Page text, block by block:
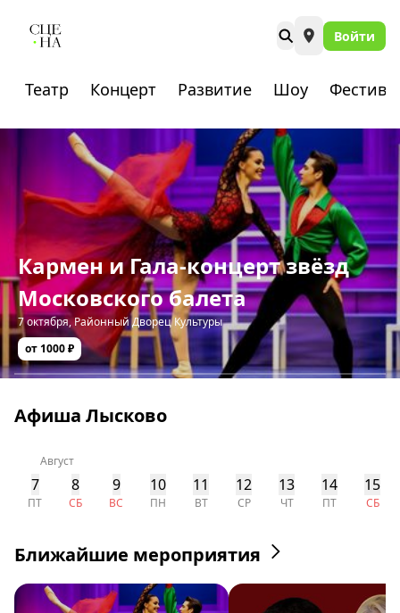
Войти
Театр Концерт Развитие Шоу
Кармен и Гала-концерт звёзд
Московского балета
7 октября,Районный Дворец Культуры
от 1000 ₽
Афиша Лысково
Август
7
ПТ
8
СБ
9
ВС
10
ПН
11
ВТ
12
СР
13
ЧТ
14
ПТ
15
СБ
Ближайшие мероприятия